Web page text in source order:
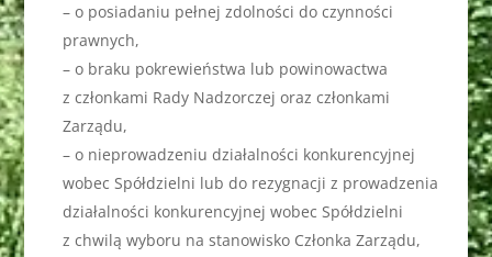
– o posiadaniu pełnej zdolności do czynności
prawnych,
– o braku pokrewieństwa lub powinowactwa
z członkami Rady Nadzorczej oraz członkami
Zarządu,
– o nieprowadzeniu działalności konkurencyjnej
wobec Spółdzielni lub do rezygnacji z prowadzenia
działalności konkurencyjnej wobec Spółdzielni
z chwilą wyboru na stanowisko Członka Zarządu,